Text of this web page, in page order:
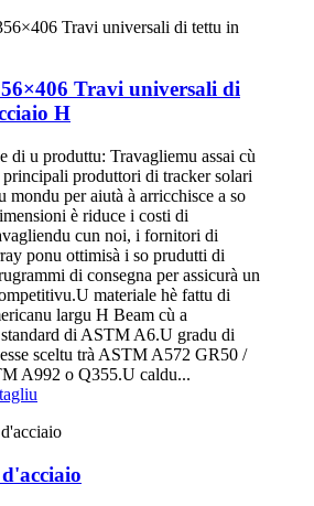
Travi universali di
H
di u produttu: Travagliemu assai cù
produttori di tracker solari
mondu per aiutà à arricchisce a so
è riduce i costi di
cun noi, i fornitori di
ponu ottimisà i so prudutti di
di consegna per assicurà un
materiale hè fattu di
largu H Beam cù a
di ASTM A6.U gradu di
sceltu trà ASTM A572 GR50 /
A992 o Q355.U caldu...